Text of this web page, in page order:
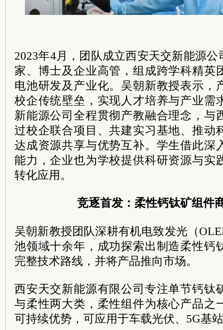
2023年4月，团队成立西安天交新能源
家、博士及企业高管，组成跨学科精英
电池研发及产业化。吴朝新教授表示，
校企传统壁垒，实现人才培养与产业需
新能源公司全程贯彻产教融合理念，与
过校企联合项目、共建实习基地、推动
达成资源共享与优势互补。学生借此深
能力，企业也为学校提供科研资源与实
转化应用。
竞逐首发：柔性钙钛矿组件
吴朝新教授团队深耕有机电致发光（
池领域十余年，成功探索出制造柔性钙
完整技术路线，并将产品推向市场。
西安天交新能源有限公司专注单节钙钛
与柔性两大类，柔性组件为核心产品之
可持续优势，可应用于车载光伏、5G基